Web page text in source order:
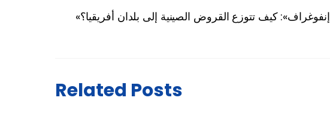
«إنفوغراف»: كيف تتوزع القروض الصينية إلى بلدان أفريقيا؟
Related Posts